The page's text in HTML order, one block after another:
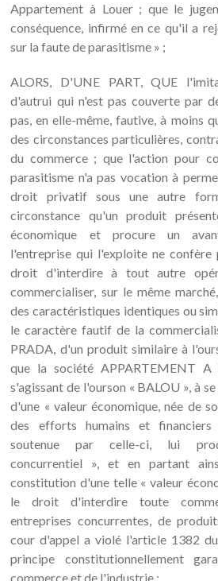
Appartement à Louer ; que le
conséquence, infirmé en ce qu'il a
sur la faute de parasitisme » ;
ALORS, D'UNE PART, QUE
d'autrui qui n'est pas couverte par
pas, en elle-même, fautive, à moins
des circonstances particulières,
du commerce ; que l'action pour
parasitisme n'a pas vocation à
droit privatif sous une autre
circonstance qu'un produit
économique et procure un
l'entreprise qui l'exploite ne
droit d'interdire à tout autre
commercialiser, sur le même
des caractéristiques identiques ou
le caractère fautif de la
PRADA, d'un produit similaire à
que la société APPARTEMENT A
s'agissant de l'ourson « BALOU », à
d'une « valeur économique, née de
des efforts humains et financiers
soutenue par celle-ci, lui
concurrentiel », et en partant
constitution d'une telle « valeur
le droit d'interdire toute
entreprises concurrentes, de
cour d'appel a violé l'article 1382
principe constitutionnellement
commerce et de l'industrie ;